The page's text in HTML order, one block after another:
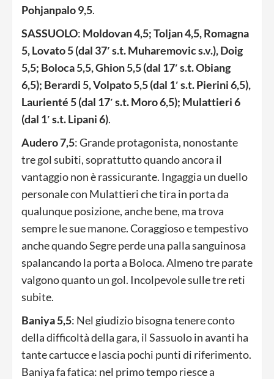
Pohjanpalo 9,5.
SASSUOLO: Moldovan 4,5; Toljan 4,5, Romagna
5, Lovato 5 (dal 37′ s.t. Muharemovic s.v.), Doig
5,5; Boloca 5,5, Ghion 5,5 (dal 17′ s.t. Obiang
6,5); Berardi 5, Volpato 5,5 (dal 1′ s.t. Pierini 6,5),
Laurienté 5 (dal 17′ s.t. Moro 6,5); Mulattieri 6
(dal 1′ s.t. Lipani 6).
Audero 7,5: Grande protagonista, nonostante
tre gol subiti, soprattutto quando ancora il
vantaggio non è rassicurante. Ingaggia un duello
personale con Mulattieri che tira in porta da
qualunque posizione, anche bene, ma trova
sempre le sue manone. Coraggioso e tempestivo
anche quando Segre perde una palla sanguinosa
spalancando la porta a Boloca. Almeno tre parate
valgono quanto un gol. Incolpevole sulle tre reti
subite.
Baniya 5,5: Nel giudizio bisogna tenere conto
della difficoltà della gara, il Sassuolo in avanti ha
tante cartucce e lascia pochi punti di riferimento.
Baniya fa fatica: nel primo tempo riesce a